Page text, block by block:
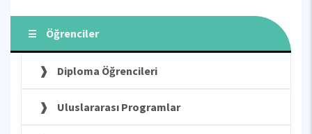
Öğrenciler
Diploma Öğrencileri
Uluslararası Programlar